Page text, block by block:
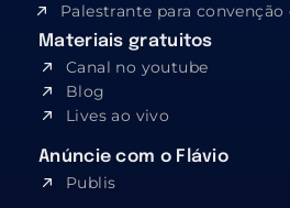
Palestrante para convenção
Materiais gratuitos
Canal no youtube
Blog
Lives ao vivo
Anúncie com o Flávio
Publis